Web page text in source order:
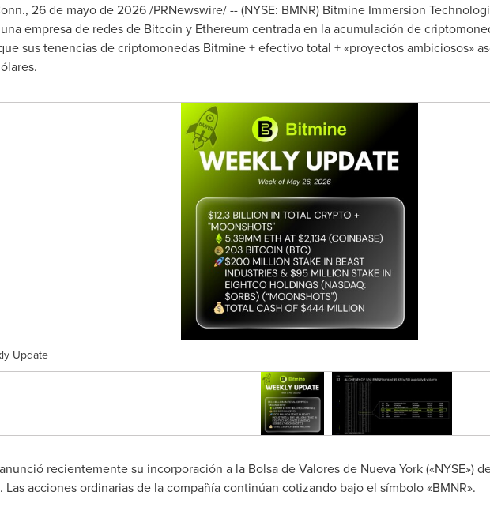
, 26 de mayo de 2026/PRNewswire/ -- (NYSE: BMNR) Bitmine Immersion
empresa de redes de Bitcoin y Ethereum centrada en la acumulación de
sus tenencias de criptomonedas Bitmine + efectivo total + «proyectos ambiciosos»
Update
recientemente su incorporación a la Bolsa de Valores de Nueva York («NYSE»)
acciones ordinarias de la compañía continúan cotizando bajo el símbolo «BMNR».